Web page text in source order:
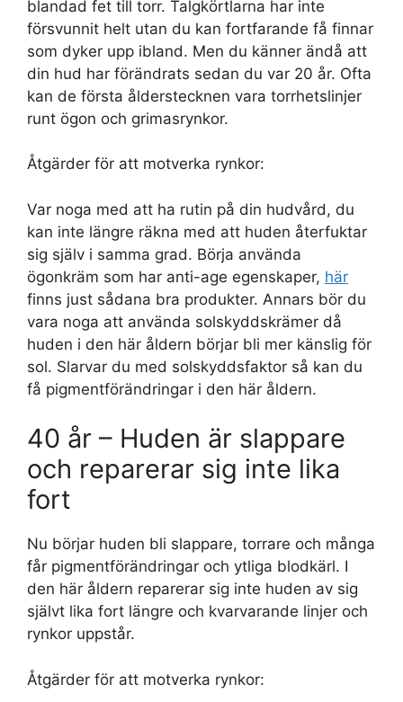
blandad fet till torr. Talgkörtlarna har inte
försvunnit helt utan du kan fortfarande få finnar
som dyker upp ibland. Men du känner ändå att
din hud har förändrats sedan du var 20 år. Ofta
kan de första ålderstecknen vara torrhetslinjer
runt ögon och grimasrynkor.
Åtgärder för att motverka rynkor:
Var noga med att ha rutin på din hudvård, du
kan inte längre räkna med att huden återfuktar
sig själv i samma grad. Börja använda
ögonkräm som har anti-age egenskaper, här
finns just sådana bra produkter. Annars bör du
vara noga att använda solskyddskrämer då
huden i den här åldern börjar bli mer känslig för
sol. Slarvar du med solskyddsfaktor så kan du
få pigmentförändringar i den här åldern.
40 år – Huden är slappare
och reparerar sig inte lika
fort
Nu börjar huden bli slappare, torrare och många
får pigmentförändringar och ytliga blodkärl. I
den här åldern reparerar sig inte huden av sig
självt lika fort längre och kvarvarande linjer och
rynkor uppstår.
Åtgärder för att motverka rynkor: